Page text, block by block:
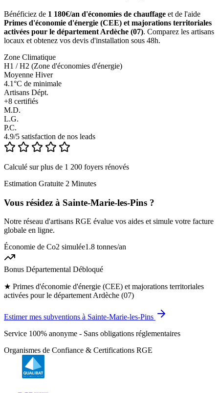
Bénéficiez de 1 180€/an d'économies de chauffage et de l'aide
Primes d'économie d'énergie (CEE) et majorations territoriales
activées pour le département Ardèche (07). Comparez les artisans
locaux et obtenez vos devis d'installation sous 48h.
Zone Climatique
H1 / H2 (Zone d'économies d'énergie)
Moyenne Hiver
4.1°C de minimale
Artisans Dépt.
+8 certifiés
M.D.
L.G.
P.C.
4.9/5 satisfaction de nos leads
Calculé sur plus de 1 200 foyers rénovés
Estimation Gratuite 2 Minutes
Vous résidez à Sainte-Marie-les-Pins ?
Notre réseau d'artisans RGE évalue vos aides et simule votre facture
globale en ligne.
Économie de Co2 simulée1.8 tonnes/an
Bonus Départemental Débloqué
★ Primes d'économie d'énergie (CEE) et majorations territoriales
activées pour le département Ardèche (07)
Estimer mes subventions à Sainte-Marie-les-Pins
Service 100% anonyme - Sans obligations réglementaires
Organismes de Confiance & Certifications RGE